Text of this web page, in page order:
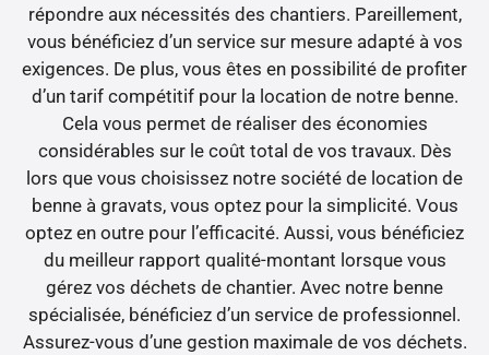
répondre aux nécessités des chantiers. Pareillement,
vous bénéficiez d’un service sur mesure adapté à vos
exigences. De plus, vous êtes en possibilité de profiter
d’un tarif compétitif pour la location de notre benne.
Cela vous permet de réaliser des économies
considérables sur le coût total de vos travaux. Dès
lors que vous choisissez notre société de location de
benne à gravats, vous optez pour la simplicité. Vous
optez en outre pour l’efficacité. Aussi, vous bénéficiez
du meilleur rapport qualité-montant lorsque vous
gérez vos déchets de chantier. Avec notre benne
spécialisée, bénéficiez d’un service de professionnel.
Assurez-vous d’une gestion maximale de vos déchets.